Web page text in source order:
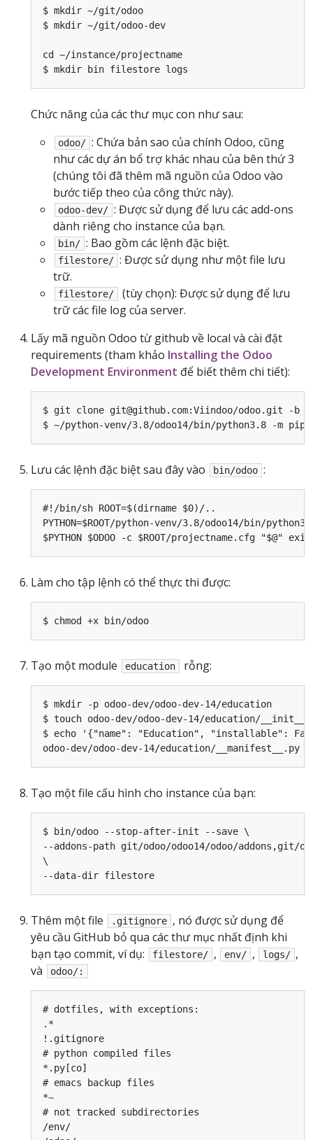
$ mkdir ~/git/odoo
$ mkdir ~/git/odoo-dev
cd ~/instance/projectname
Chức năng của các thư mục con như sau:
odoo/ : Chứa bản sao của chính Odoo, cũng
như các dự án bổ trợ khác nhau của bên thứ 3
(chúng tôi đã thêm mã nguồn của Odoo vào
bước tiếp theo của công thức này).
odoo-dev/ : Được sử dụng để lưu các add-ons
dành riêng cho instance của bạn.
bin/ : Bao gồm các lệnh đặc biệt.
filestore/ : Được sử dụng như một file lưu
trữ.
filestore/
(tùy chọn): Được sử dụng để lưu
trữ các file log của server.
Lấy mã nguồn Odoo từ github về local và cài đặt
requirements (tham khảo Installing the Odoo
Development Environment để biết thêm chi tiết):
$ git clone git@github.com:Viindoo/odoo.git -b
Lưu các lệnh đặc biệt sau đây vào bin/odoo :
#!/bin/sh ROOT=$(dirname $0)/..
PYTHON=$ROOT/python-venv/3.8/odoo14/bin/
Làm cho tập lệnh có thể thực thi được:
Tạo một module education rỗng:
$ mkdir -p odoo-dev/odoo-dev-14/education
$ touch odoo-dev/odoo-dev-14/education/
$ echo '{"name": "Education", "installable":
Tạo một file cấu hình cho instance của bạn:
$ bin/odoo --stop-after-init --save \
--addons-path git/odoo/odoo14/odoo/addons,git/
\
Thêm một file .gitignore , nó được sử dụng để
yêu cầu GitHub bỏ qua các thư mục nhất định khi
bạn tạo commit, ví dụ:
filestore/ , env/ , logs/ ,
và
odoo/:
# dotfiles, with exceptions:
.*
!.gitignore
# python compiled files
*.py[co]
# emacs backup files
*~
# not tracked subdirectories
/env/